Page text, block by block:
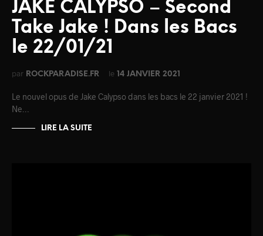
JAKE CALYPSO – Second
Take Jake ! Dans les Bacs
le 22/01/21
par ROCKPARADISE.FR le 14 JANVIER 2021
Le nouvel opus de Jake Calypso dans les bacs le 22 janvier 2021 !
Ne…
LIRE LA SUITE